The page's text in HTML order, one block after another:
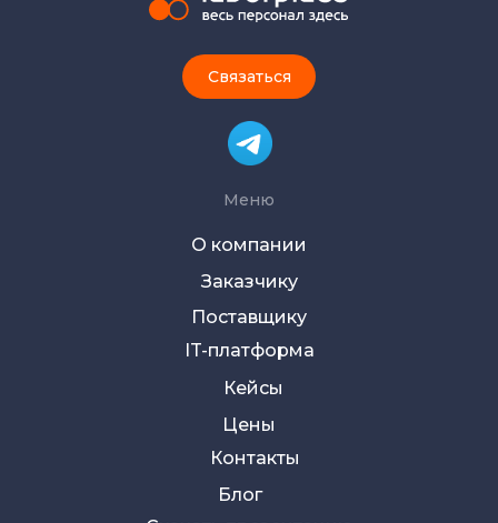
Связаться
Меню
О компании
Заказчику
Поставщику
Кейсы
Цены
Контакты
Блог
IT-платформа